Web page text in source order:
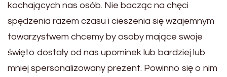
kochających nas osób. Nie bacząc na chęci
spędzenia razem czasu i cieszenia się wzajemnym
towarzystwem chcemy by osoby mające swoje
święto dostały od nas upominek lub bardziej lub
mniej spersonalizowany prezent. Powinno się o nim